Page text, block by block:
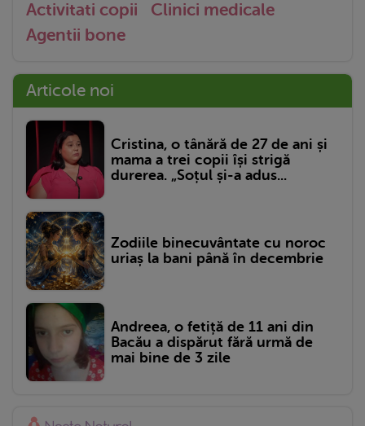
Activitati copii
Clinici medicale
Agentii bone
Articole noi
Cristina, o tânără de 27 de ani și
mama a trei copii își strigă
durerea. „Soțul și-a adus...
Zodiile binecuvântate cu noroc
uriaș la bani până în decembrie
Andreea, o fetiță de 11 ani din
Bacău a dispărut fără urmă de
mai bine de 3 zile